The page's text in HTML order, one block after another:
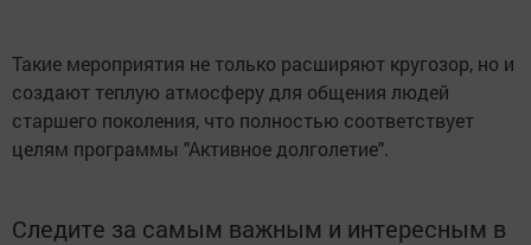
Такие мероприятия не только расширяют кругозор, но и
создают теплую атмосферу для общения людей
старшего поколения, что полностью соответствует
целям программы "Активное долголетие".
Следите за самым важным и интересным в